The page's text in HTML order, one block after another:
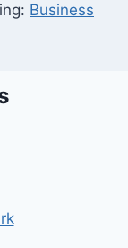
Business